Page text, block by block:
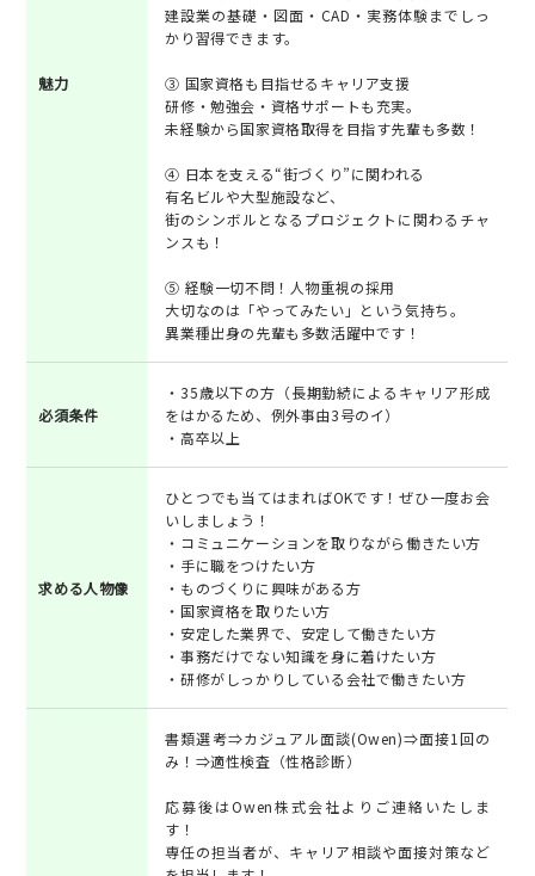
魅力
建設業の基礎・図面・CAD・実務体験までしっ
かり習得できます。
③ 国家資格も目指せるキャリア支援
研修・勉強会・資格サポートも充実。
未経験から国家資格取得を目指す先輩も多数！
④ 日本を支える“街づくり”に関われる
有名ビルや大型施設など、
街のシンボルとなるプロジェクトに関わるチャ
ンスも！
⑤ 経験一切不問！人物重視の採用
大切なのは「やってみたい」という気持ち。
異業種出身の先輩も多数活躍中です！
必須条件
・35歳以下の方（長期勤続によるキャリア形成
をはかるため、例外事由3号のイ）
・高卒以上
求める人物像
ひとつでも当てはまればOKです！ぜひ一度お会
いしましょう！
・コミュニケーションを取りながら働きたい方
・手に職をつけたい方
・ものづくりに興味がある方
・国家資格を取りたい方
・安定した業界で、安定して働きたい方
・事務だけでない知識を身に着けたい方
・研修がしっかりしている会社で働きたい方
書類選考⇒カジュアル面談(Owen)⇒面接1回の
み！⇒適性検査（性格診断）
応募後はOwen株式会社よりご連絡いたしま
す！
専任の担当者が、キャリア相談や面接対策など